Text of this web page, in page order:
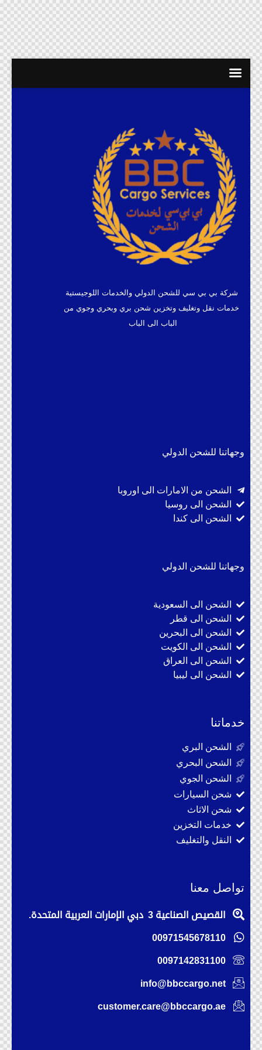
شركة بي بي سي للشحن الدولي والخدمات اللوجيستية
خدمات نقل وتغليف وتخزين شحن بري وبحري وجوي من
الباب الى الباب
وجهاتنا للشحن الدولي
الشحن من الامارات الى اوروبا
الشحن الى روسيا
الشحن الى كندا
وجهاتنا للشحن الدولي
الشحن الى السعودية
الشحن الى قطر
الشحن الى البحرين
الشحن الى الكويت
الشحن الى العراق
الشحن الى ليبيا
خدماتنا
الشحن البري
الشحن البحري
الشحن الجوي
شحن السيارات
شحن الاثاث
خدمات التخزين
النقل والتغليف
تواصل معنا
القصيص الصناعية 3 دبي الإمارات العربية المتحدة.
00971545678110
0097142831100
info@bbccargo.net
customer.care@bbccargo.ae